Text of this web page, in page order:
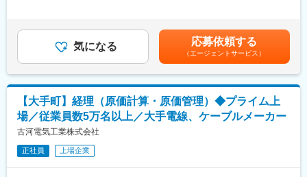
・新工場立ち上げに向けた原価管理の仕組み構築
・投資回収やコスト低減施策の検討
・新戦略商品の収益性分析
・SAP導入（2028年予定）を見据えた業務設計や可視化
・事業部門への提言・ビジネスパートナーとしての支援
■求める人物像
・主体的に業務課題に取り組むことができる
・原価計算を通じて、事業改善につなげることができる
■業務の面白み・魅力
認 SAP運用確認(外部業者折衝、依頼事項チェック)、メール/電
話/ネットワーク管理 3％
■勤務先について
雇用はニデック株式会社ですが、以下へ出向での業務となりま
す。
〇尼得科精密馬達（東莞）有限公司＜事業内容：モータ/アクチュ
エータ単体 (振動モータ, ブラシレスDCモータ), モータ関連製品
(ファン・ブロア) / Applications: IT通信 (スマホ, その他 IT通信), 家
電 (冷蔵庫/冷凍庫)の製造/所在地：69 DONGSHEN ROAD,
より決定。賃金はあくまでも目安の金額であり、選考を通じて上
下する可能性があります。月給(月額)は固定手当を含めた表記で
気になる 応募依頼する
（エージェントサービス）
【大手町】経理（原価計算・原価管理）◆プライム上
場／従業員数5万名以上／大手電線、ケーブルメーカー
古河電気工業株式会社
正社員 上場企業